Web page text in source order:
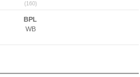
(160)
BPL
WB